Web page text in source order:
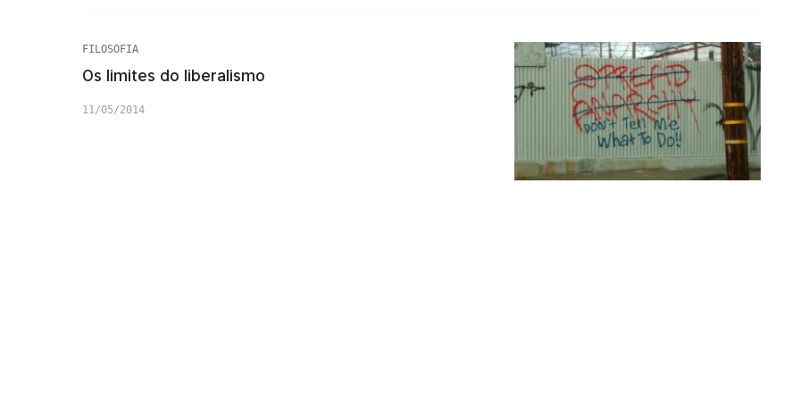
FILOSOFIA
Os limites do liberalismo
11/05/2014